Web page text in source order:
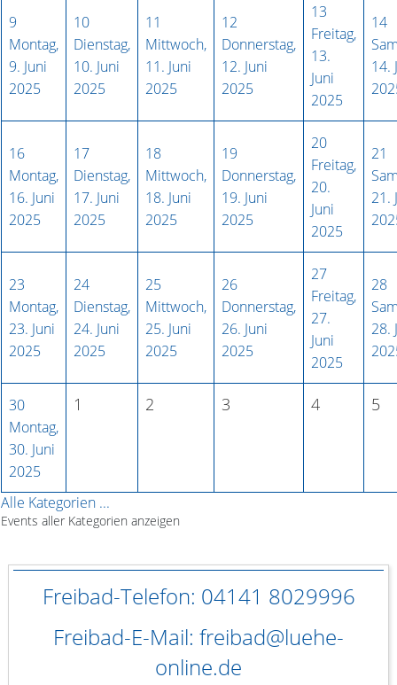
9
Montag,
9. Juni
2025
10
Dienstag,
10. Juni
2025
11
Mittwoch,
11. Juni
2025
12
Donnerstag,
12. Juni
2025
13
Freitag,
13.
Juni
2025
14
14.
16
Montag,
16. Juni
2025
17
Dienstag,
17. Juni
2025
18
Mittwoch,
18. Juni
2025
19
Donnerstag,
19. Juni
2025
20
Freitag,
20.
Juni
2025
21
21.
23
Montag,
23. Juni
2025
24
Dienstag,
24. Juni
2025
25
Mittwoch,
25. Juni
2025
26
Donnerstag,
26. Juni
2025
27
Freitag,
27.
Juni
2025
28
28.
30
Montag,
30. Juni
2025
1 2 3 4 5
Alle Kategorien ...
Events aller Kategorien anzeigen
Freibad-Telefon: 04141 8029996
Freibad-E-Mail: freibad@luehe-
online.de